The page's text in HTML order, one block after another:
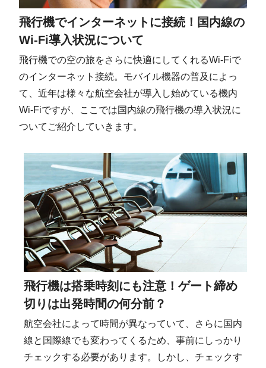
飛行機でインターネットに接続！国内線の
Wi-Fi導入状況について
飛行機での空の旅をさらに快適にしてくれるWi-Fiで
のインターネット接続。モバイル機器の普及によっ
て、近年は様々な航空会社が導入し始めている機内
Wi-Fiですが、ここでは国内線の飛行機の導入状況に
ついてご紹介していきます。
飛行機は搭乗時刻にも注意！ゲート締め
切りは出発時間の何分前？
航空会社によって時間が異なっていて、さらに国内
線と国際線でも変わってくるため、事前にしっかり
チェックする必要があります。しかし、チェックす